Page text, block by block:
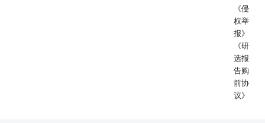
美国总统唐纳德·特朗普则将其作为从中国手中夺回了运河
加以庆祝。 ◆中国四家国有银行计划定增A股，共募集
5,200亿元人民币补充资本：中国大型国有银行中的四家计
划定向增发股份，募集总计不超过5,200亿元人民币（720亿
美元）的资金，用于补充核心一级资本。据周日发布的公
告，交通银行将向包括中国财政部在内的投资者定向增发不
超过1,200亿元的A股股份。据各行另外的公告，中国银行、
中国邮政储蓄银行和中国建设银行分别计划向财政部和其他
投资者定向增发1,650亿元、1,300亿元和1,050亿元A股股
《侵
权举
报》
《研
选报
告购
前协
议》